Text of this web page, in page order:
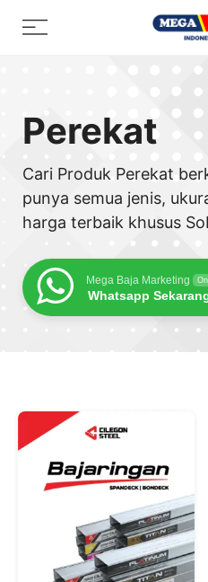
Menu
Perekat
Cari Produk Perekat
punya semua jenis,
harga terbaik khusus
Mega Baja Marketing
Whatsapp